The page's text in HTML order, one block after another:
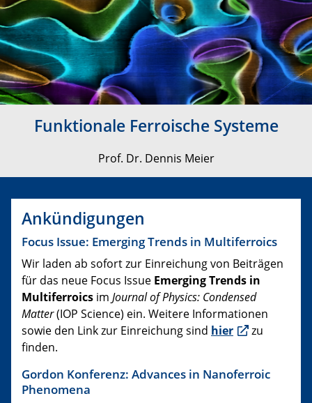
Funktionale Ferroische Systeme
Prof. Dr. Dennis Meier
Ankündigungen
Focus Issue: Emerging Trends in Multiferroics
Wir laden ab sofort zur Einreichung von Beiträgen
für das neue Focus Issue Emerging Trends in
Multiferroics im Journal of Physics: Condensed
Matter(IOP Science) ein. Weitere Informationen
sowie den Link zur Einreichung sind hier
zu
finden.
Gordon Konferenz: Advances in Nanoferroic
Phenomena